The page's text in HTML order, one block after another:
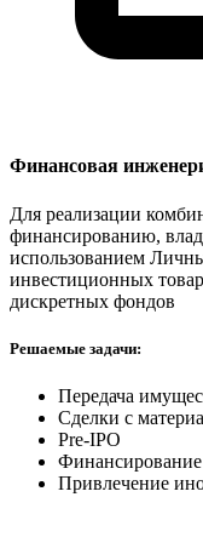
Финансовая
Для реализации
финансированию,
использованием
инвестиционных
дискретных фондов
Решаемые задачи:
Передача
Сделки с
Pre-IPO
Привлечение